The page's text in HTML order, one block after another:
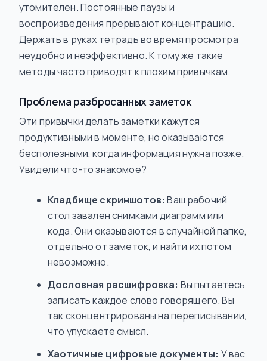
утомителен. Постоянные паузы и
воспроизведения прерывают концентрацию.
Держать в руках тетрадь во время просмотра
неудобно и неэффективно. К тому же такие
методы часто приводят к плохим привычкам.
Проблема разбросанных заметок
Эти привычки делать заметки кажутся
продуктивными в моменте, но оказываются
бесполезными, когда информация нужна позже.
Увидели что-то знакомое?
Кладбище скриншотов: Ваш рабочий
стол завален снимками диаграмм или
кода. Они оказываются в случайной папке,
отдельно от заметок, и найти их потом
невозможно.
Дословная расшифровка: Вы пытаетесь
записать каждое слово говорящего. Вы
так сконцентрированы на переписывании,
что упускаете смысл.
Хаотичные цифровые документы: У вас